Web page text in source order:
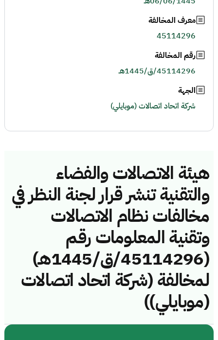
هيئة الاتصالات والفضاء
والتقنية تنشر قرار لجنة النظر في
مخالفات نظام الاتصالات
وتقنية المعلومات رقم
(45114296/ق/1445هـ)
لمخالفة (شركة اتحاد اتصالات
(موبايلي))
معرف المخالفة
45114296
رقم المخالفة
45114296/ق/1445هـ
الجهة
شركة اتحاد اتصالات (موبايلي)